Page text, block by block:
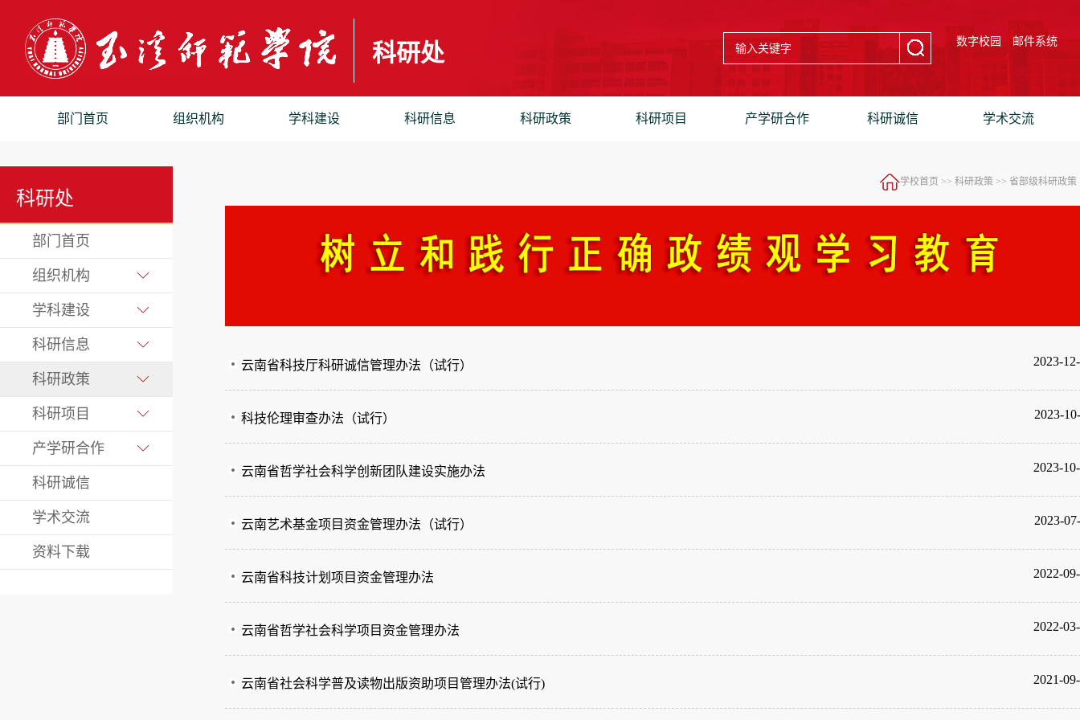
科研处 数字校园 邮件系统
部门首页 组织机构 学科建设 科研信息 科研政策 科研项目 产学研合作 科研诚信 学术交流
科研处
部门首页
组织机构
学科建设
科研信息
科研政策
科研项目
产学研合作
科研诚信
学术交流
资料下载
学校首页 >> 科研政策 >> 省部级科研政策
云南省科技厅科研诚信管理办法（试行） 2023-
科技伦理审查办法（试行） 2023-
云南省哲学社会科学创新团队建设实施办法 2023-
云南艺术基金项目资金管理办法（试行） 2023-
云南省科技计划项目资金管理办法 2022-
云南省哲学社会科学项目资金管理办法 2022-
云南省社会科学普及读物出版资助项目管理办法(试行) 2021-